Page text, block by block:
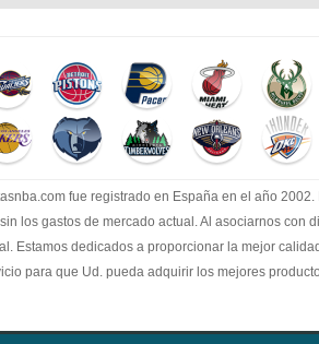
fue registrado en España en el año 2002.
los gastos de mercado actual. Al asociarnos
Estamos dedicados a proporcionar la mejor
para que Ud. pueda adquirir los mejores